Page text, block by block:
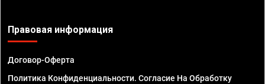
Правовая информация
Договор-Оферта
Политика Конфиденциальности. Согласие На Обработку